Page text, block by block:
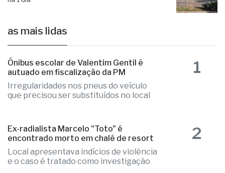
as mais lidas
Ônibus escolar de Valentim Gentil é
autuado em fiscalização da PM
Irregularidades nos pneus do veículo
que precisou ser substituídos no local
1
Ex-radialista Marcelo "Toto" é
encontrado morto em chalé de resort
Local apresentava indícios de violência
e o caso é tratado como investigação
2